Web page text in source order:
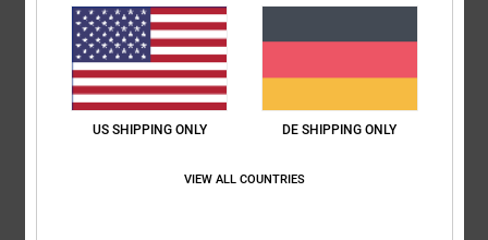
: 5/5 Farbe: 5/5
Ich empfehle dieses Produkt
5 /5
US SHIPPING ONLY DE SHIPPING ONLY
VIEW ALL COUNTRIES